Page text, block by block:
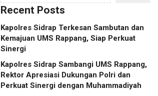
Recent Posts
Kapolres Sidrap Terkesan Sambutan dan
Kemajuan UMS Rappang, Siap Perkuat
Sinergi
Kapolres Sidrap Sambangi UMS Rappang,
Rektor Apresiasi Dukungan Polri dan
Perkuat Sinergi dengan Muhammadiyah